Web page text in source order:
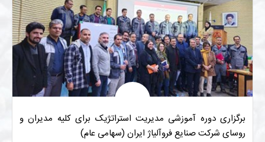
برگزاری دوره آموزشی مدیریت استراتژیک برای کلیه مدیران و
روسای شرکت صنایع فروآلیاژ ایران (سهامی عام)